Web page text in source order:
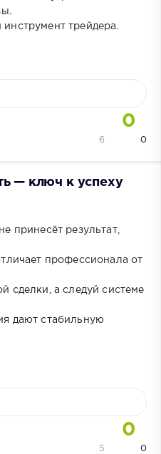
трейдера.
0
0
6
— ключ к успеху
принесёт результат,
профессионала от
сделки, а следуй системе
дают стабильную
0
0
5